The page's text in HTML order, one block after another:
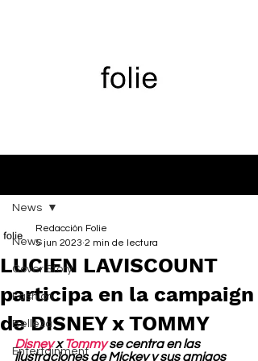
News
Cover Story
Fashion
Belleza
Entertainment
News
LUCIEN LAVISCOUNT
participa en la campaign
de DISNEY x TOMMY
Redacción Folie
5 jun 2023 2 min de lectura
Disney x Tommy se centra en las
ilustraciones de Mickey y sus amigos